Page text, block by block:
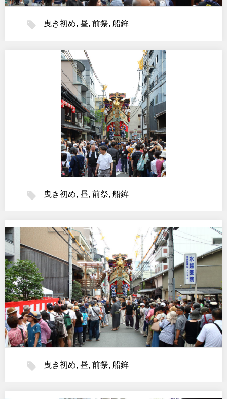
曳き初め, 昼, 前祭, 船鉾
曳き初め, 昼, 前祭, 船鉾
曳き初め, 昼, 前祭, 船鉾